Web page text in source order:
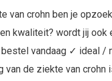
van crohn ben je
kwaliteit? wordt jij ook
vandaag ✓ ideal /
van de ziekte van crohn